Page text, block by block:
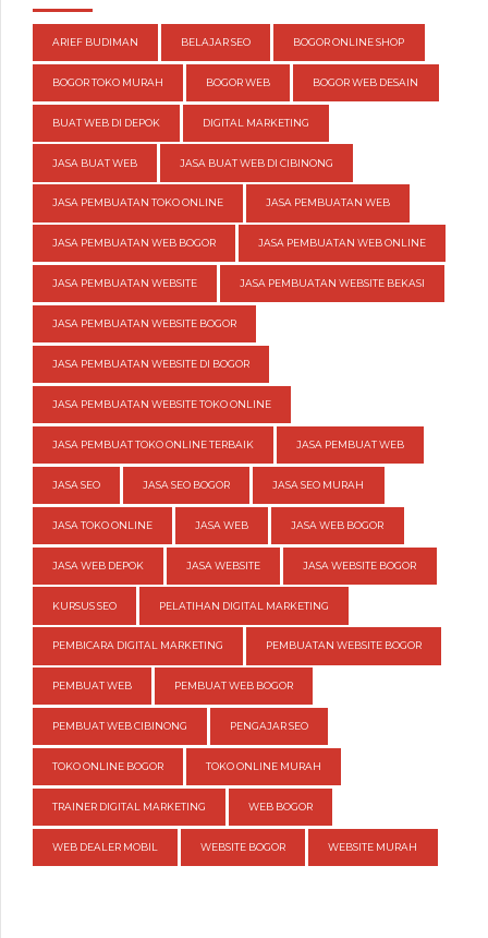
ARIEF BUDIMAN BELAJAR SEO BOGOR ONLINE SHOP
BOGOR TOKO MURAH BOGOR WEB BOGOR WEB DESAIN
BUAT WEB DI DEPOK DIGITAL MARKETING
JASA BUAT WEB JASA BUAT WEB DI CIBINONG
JASA PEMBUATAN TOKO ONLINE JASA PEMBUATAN WEB
JASA PEMBUATAN WEB BOGOR JASA PEMBUATAN WEB ONLINE
JASA PEMBUATAN WEBSITE JASA PEMBUATAN WEBSITE BEKASI
JASA PEMBUATAN WEBSITE BOGOR
JASA PEMBUATAN WEBSITE DI BOGOR
JASA PEMBUATAN WEBSITE TOKO ONLINE
JASA PEMBUAT TOKO ONLINE TERBAIK JASA PEMBUAT WEB
JASA SEO JASA SEO BOGOR JASA SEO MURAH
JASA TOKO ONLINE JASA WEB JASA WEB BOGOR
JASA WEB DEPOK JASA WEBSITE JASA WEBSITE BOGOR
KURSUS SEO PELATIHAN DIGITAL MARKETING
PEMBICARA DIGITAL MARKETING PEMBUATAN WEBSITE BOGOR
PEMBUAT WEB PEMBUAT WEB BOGOR
PEMBUAT WEB CIBINONG PENGAJAR SEO
TOKO ONLINE BOGOR TOKO ONLINE MURAH
TRAINER DIGITAL MARKETING WEB BOGOR
WEB DEALER MOBIL WEBSITE BOGOR WEBSITE MURAH